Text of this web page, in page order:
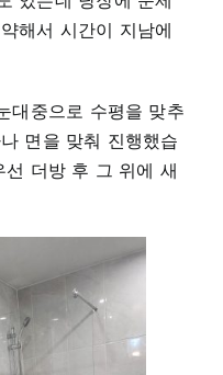
해서 시간이 지남에
대중으로 수평을 맞추
면을 맞춰 진행했습
더방 후 그 위에 새